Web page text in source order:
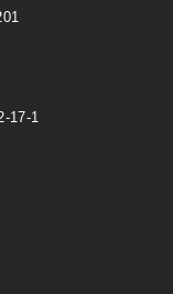
17-1